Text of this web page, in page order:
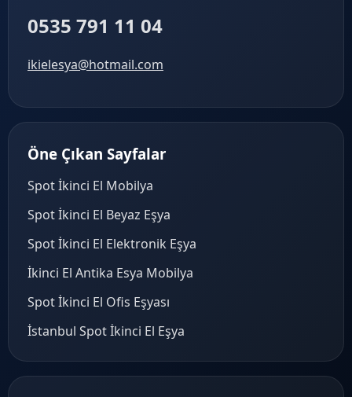
0535 791 11 04
ikielesya@hotmail.com
Öne Çıkan Sayfalar
Spot İkinci El Mobilya
Spot İkinci El Beyaz Eşya
Spot İkinci El Elektronik Eşya
İkinci El Antika Esya Mobilya
Spot İkinci El Ofis Eşyası
İstanbul Spot İkinci El Eşya